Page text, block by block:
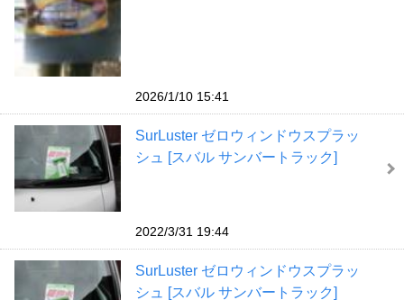
2026/1/10 15:41
SurLuster ゼロウィンドウスプラッ
シュ [スバル サンバートラック]
2022/3/31 19:44
SurLuster ゼロウィンドウスプラッ
シュ [スバル サンバートラック]